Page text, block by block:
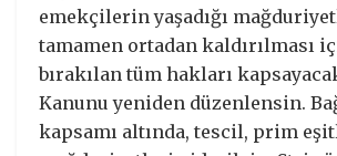
emekçilerin yaşadığı
tamamen ortadan kaldırılması
bırakılan tüm hakları
Kanunu yeniden düzenlensin.
kapsamı altında, tescil, prim